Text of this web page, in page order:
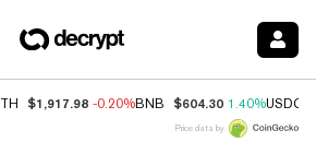
$1,917.98 -0.20%BNB $604.30 1.40%USDC
Price data by